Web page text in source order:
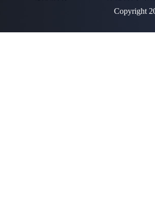
Copyright